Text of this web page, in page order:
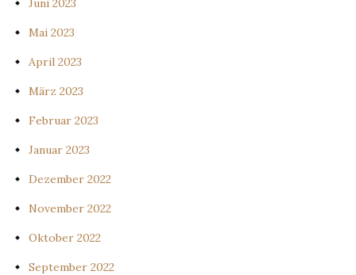
Juni 2023
Mai 2023
April 2023
März 2023
Februar 2023
Januar 2023
Dezember 2022
November 2022
Oktober 2022
September 2022